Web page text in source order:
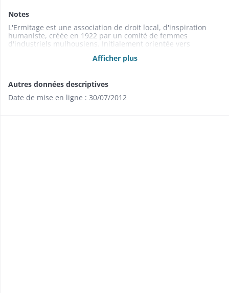
Notes
L'Ermitage est une association de droit local, d'inspiration
humaniste, créée en 1922 par un comité de femmes
d'industriels mulhousiens. Initialement orientée vers
petite enfance, dans le cadre d'une mission de protection de
Afficher plus
Autres données descriptives
Date de mise en ligne : 30/07/2012